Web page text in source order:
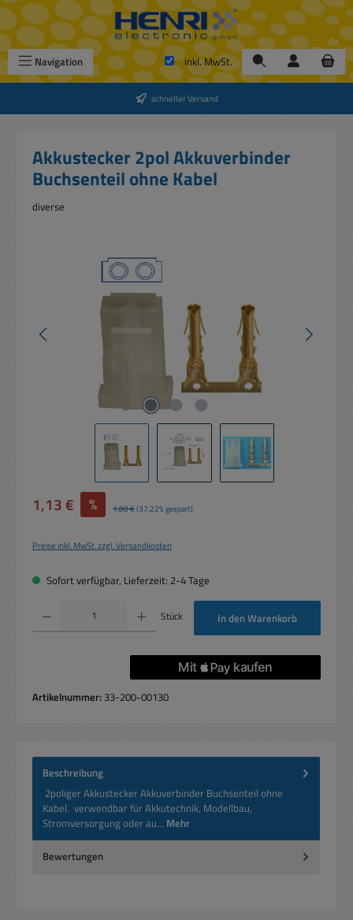
Zum Hauptinhalt springen
Navigation inkl. MwSt.
schneller Versand
Akkustecker 2pol Akkuverbinder
Buchsenteil ohne Kabel
diverse
Verkaufspreis:
1,13 € % Regulärer Preis:
1,80 €(37.22% gespart)
Preise inkl. MwSt. zzgl. Versandkosten
Sofort verfügbar, Lieferzeit: 2-4 Tage
Produkt Anzahl: Gib den gewünschten Wert ein oder benutze die Schaltflächen um
Stück In den Warenkorb
Artikelnummer: 33-200-00130
Beschreibung
2poliger Akkustecker Akkuverbinder Buchsenteil ohne
Kabel. verwendbar für Akkutechnik, Modellbau,
Stromversorgung oder au… Mehr
Bewertungen